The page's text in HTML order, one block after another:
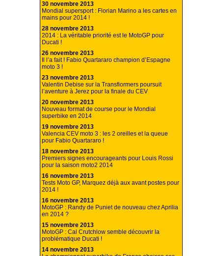
30 novembre 2013
Mondial supersport : Florian Marino a les cartes en
mains pour 2014 !
28 novembre 2013
2014 : La véritable priorité est le MotoGP pour
Ducati !
26 novembre 2013
Il l’a fait ! Fabio Quartararo champion d’Espagne
moto 3 !
23 novembre 2013
Valentin Debise sur la Transfiormers poursuit
l’aventure à Jerez pour la finale du CEV
20 novembre 2013
Nouveau format de course pour le Mondial
superbike en 2014
19 novembre 2013
Valencia CEV moto 3 : les 2 oreilles et la queue
pour Fabio Quartararo !
18 novembre 2013
Premiers signes encourageants pour Louis Rossi
pour la saison moto2 2014
16 novembre 2013
Tests Moto GP, Marquez déjà aux avant postes pour
2014 !
16 novembre 2013
MotoGP : Randy de Puniet de nouveau chez Aprilia
en 2014 ?
15 novembre 2013
MotoGP : Cal Crutchlow semble découvrir la
problématique Ducati !
14 novembre 2013